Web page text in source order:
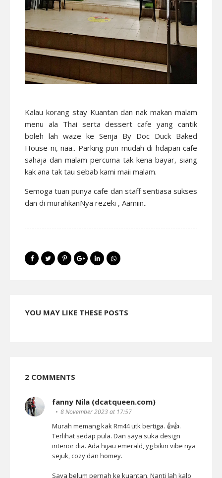
Kalau korang stay Kuantan dan nak makan malam
menu ala Thai serta dessert cafe yang cantik
boleh lah waze ke Senja By Doc Duck Baked
House ni, naa.. Parking pun mudah di hdapan cafe
sahaja dan malam percuma tak kena bayar, siang
kak ana tak tau sebab kami maii malam.
Semoga tuan punya cafe dan staff sentiasa sukses
dan di murahkanNya rezeki , Aamiin..
YOU MAY LIKE THESE POSTS
2 COMMENTS
fanny Nila (dcatqueen.com)
8 November 2023 at 17:57
Murah memang kak Rm44 utk bertiga. 👍👍.
Terlihat sedap pula. Dan saya suka design
interior dia. Ada hijau emerald, yg bikin vibe nya
sejuk, cozy dan homey.
Saya belum pernah ke kuantan. Nanti lah kalo